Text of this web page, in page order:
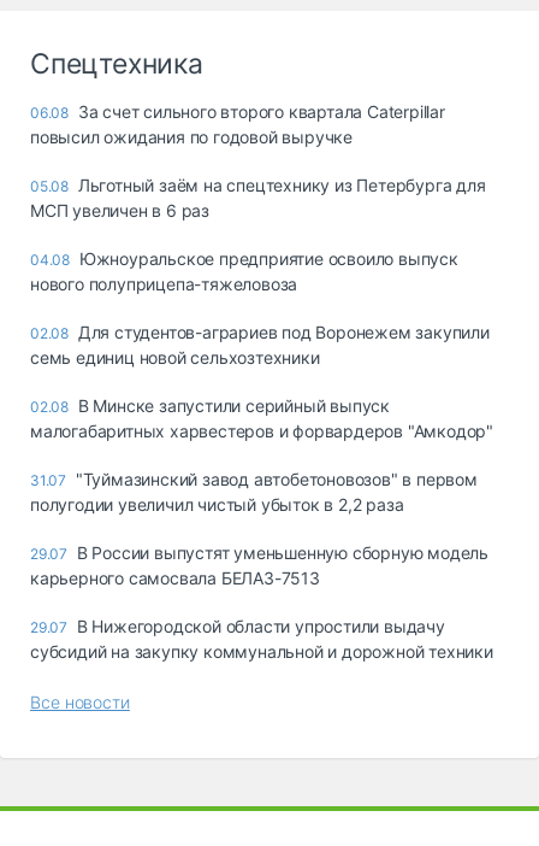
Спецтехника
06.08 За счет сильного второго квартала Caterpillar
повысил ожидания по годовой выручке
05.08 Льготный заём на спецтехнику из Петербурга для
МСП увеличен в 6 раз
04.08 Южноуральское предприятие освоило выпуск
нового полуприцепа-тяжеловоза
02.08 Для студентов-аграриев под Воронежем закупили
семь единиц новой сельхозтехники
02.08 В Минске запустили серийный выпуск
малогабаритных харвестеров и форвардеров "Амкодор"
31.07
"Туймазинский завод автобетоновозов" в первом
полугодии увеличил чистый убыток в 2,2 раза
29.07
В России выпустят уменьшенную сборную модель
карьерного самосвала БЕЛАЗ-7513
29.07
В Нижегородской области упростили выдачу
субсидий на закупку коммунальной и дорожной техники
Все новости